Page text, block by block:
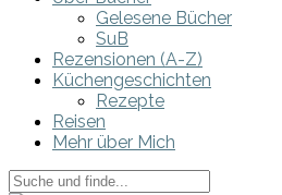
Gelesene Bücher
SuB
Rezensionen (A-Z)
Küchengeschichten
Rezepte
Reisen
Mehr über Mich